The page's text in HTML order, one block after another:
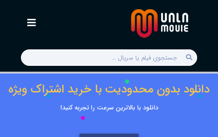
دانلود بدون محدودیت با خرید اشتراک ویژه
دانلود با بالاترین سرعت را تجربه کنید!